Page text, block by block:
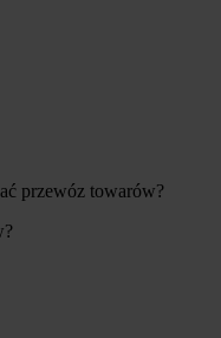
przewóz towarów?